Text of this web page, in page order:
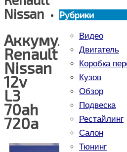
Nissan
Аккумулятор
Renault
Nissan
12v
L3
70ah
720a
Рубрики
Видео
Двигатель
Коробка
Кузов
Обзор
Подвеска
Рестайлинг
Салон
Тюнинг